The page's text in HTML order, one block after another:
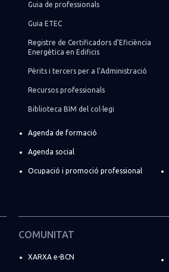
Guia de professionals
Guia ETEC
Registre de Certificadors d’Eficiència
Energètica en Edificis
Pèrits i tercers per a l’Administració
Recursos professionals
Biblioteca BIM del col·legi
Agenda de formació
Agenda social
Ocupació i promoció professional
COMUNITAT
XARXA e-BCN